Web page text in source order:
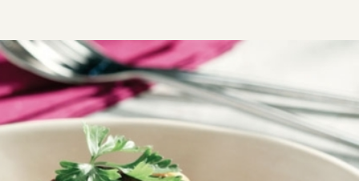
ΣΥΝΤΑΓΕΣ ΑΛΜΥΡΑ ΖΥΜΑΡΙΚΑ
Σπαγγέτι μπολονέζ με
μελιτζάνα, πιπεριά και γιαούρτι
Μια καταπληκτική μακαρονάδα όπου μπορείτε να
συνδυάσετε κι άλλα λαχανικά, όπως μανιτάρια,